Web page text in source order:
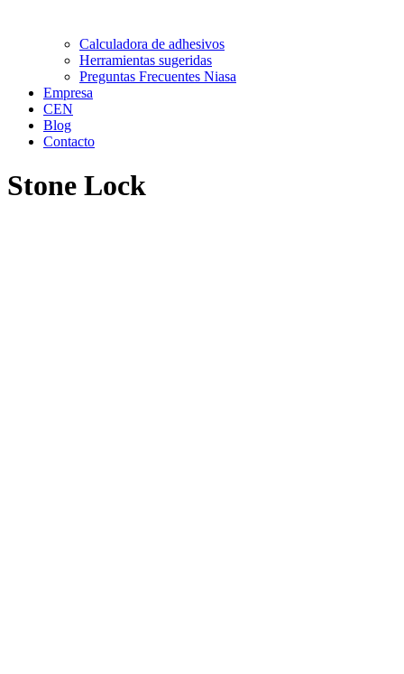
Calculadora de adhesivos
Herramientas sugeridas
Preguntas Frecuentes Niasa
Empresa
CEN
Blog
Contacto
Stone Lock